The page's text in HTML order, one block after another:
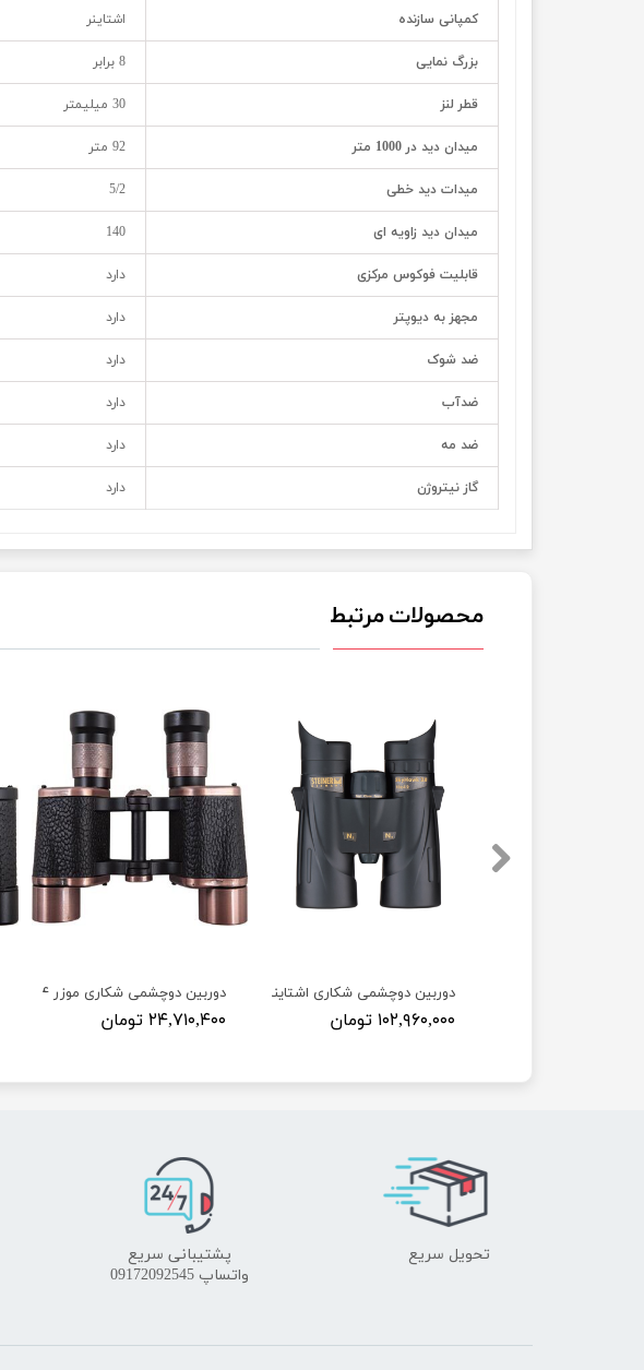
کمپانی سازنده اشتاینر
بزرگ نمایی 8 برابر
قطر لنز 30 میلیمتر
میدان دید در 1000 متر 92 متر
میدات دید خطی 5/2
میدان دید زاویه ای 140
قابلیت فوکوس مرکزی دارد
مجهز به دیوپتر دارد
ضد شوک دارد
ضدآب دارد
ضد مه دارد
گاز نیتروژن دارد
محصولات مرتبط
دوربین دوچشمی شکاری موزر ۲۴×۶
۲۴,۷۱۰,۴۰۰ تومان
دوربین دوچشمی شکاری اشتاینر اسکای هاوک 42×10
۱۰۲,۹۶۰,۰۰۰ تومان
تحویل سریع
پشتیبانی سریع
واتساپ 09172092545